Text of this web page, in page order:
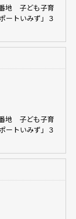
地 子ども子育
ートいみず」３
地 子ども子育
ートいみず」３